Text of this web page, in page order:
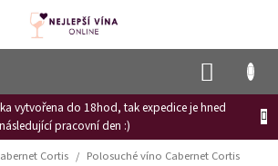
vytvořena do 18hod, tak expedice je hned
následující pracovní den :)
Cortis / Polosuché víno Cabernet Cortis